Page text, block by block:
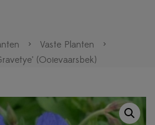
> Vaste Planten
>
(Ooievaarsbek)